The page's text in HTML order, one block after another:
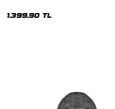
Hoodie
1.399,90 TL